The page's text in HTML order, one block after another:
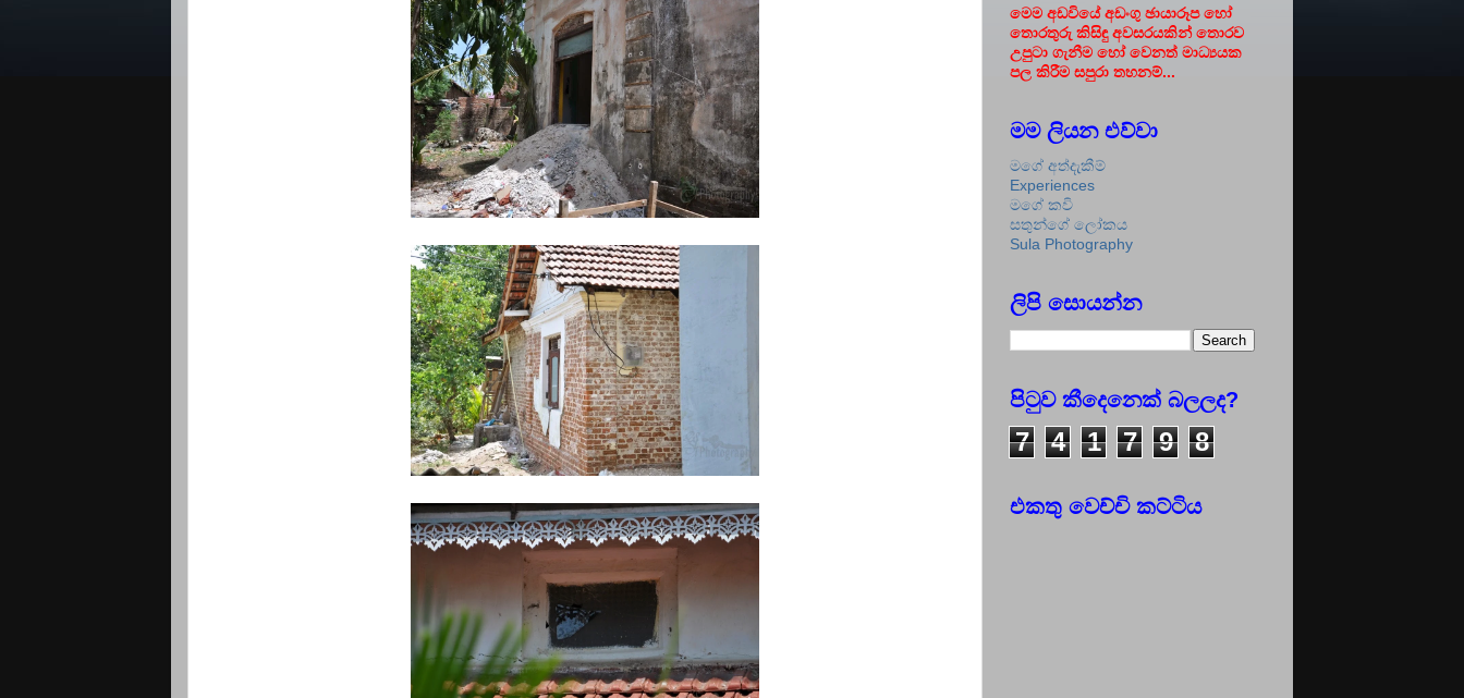
මෙම අඩවියේ අඩංගු ඡායාරූප හෝ
තොරතුරු කිසිඳු අවසරයකින් තොරව
උපුටා ගැනීම හෝ වෙනත් මාධ්‍යයක
පල කිරීම සපුරා තහනම්...
මම ලියන එව්වා
මගේ අත්දැකීම්
Experiences
මගේ කවි
සතුන්ගේ ලෝකය
Sula Photography
ලිපි සොයන්න
පිටුව කීදෙනෙක් බලලද?
7 4 1 7 9 8
එකතු වෙච්චි කට්ටිය